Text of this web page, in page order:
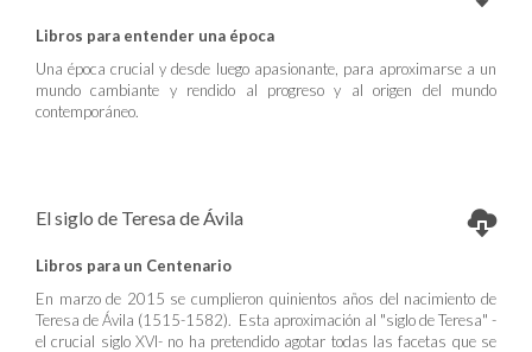
Libros para entender una época
Una época crucial y desde luego apasionante, para aproximarse a un
mundo cambiante y rendido al progreso y al origen del mundo
contemporáneo.
El siglo de Teresa de Ávila
Libros para un Centenario
En marzo de 2015 se cumplieron quinientos años del nacimiento de
Teresa de Ávila (1515-1582). Esta aproximación al "siglo de Teresa" -
el crucial siglo XVI- no ha pretendido agotar todas las facetas que se